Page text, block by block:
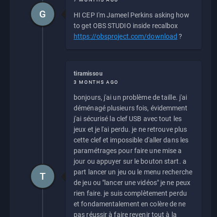
HI CEP I'm Jameel Perkins asking how
to get OBS STUDIO inside recalbox
https://obsproject.com/download ?
G
tiramissou
3 MONTHS AGO
bonjours, j'ai un problème de taille. j'ai
déménagé plusieurs fois, évidemment
j'ai sécurisé la clef USB avec tout les
jeux et je l'ai perdu. je ne retrouve plus
cette clef et impossible d'aller dans les
paramétrages pour faire une mise a
jour ou appuyer sur le bouton start. a
part lancer un jeu ou le menu recherche
de jeu ou "lancer une vidéos" je ne peux
rien faire. je suis complètement perdu
et fondamentalement en colère de ne
pas réussir à faire revenir tout à la
T